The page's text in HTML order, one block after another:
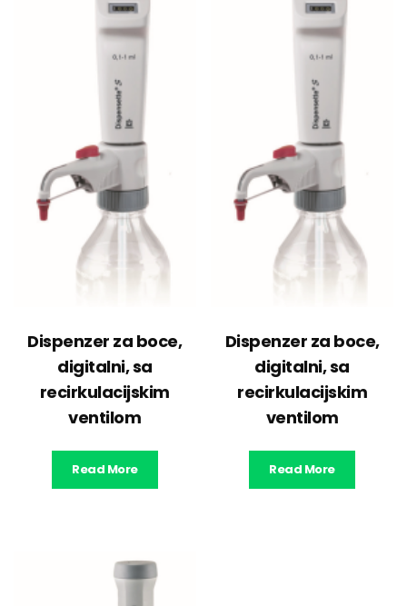
Dispenzer za boce,
digitalni, sa
recirkulacijskim
ventilom
Read More
Dispenzer za boce,
digitalni, sa
recirkulacijskim
ventilom
Read More